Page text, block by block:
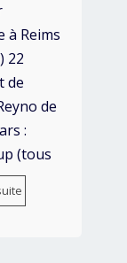
à Reims
22
de
de
:
(tous